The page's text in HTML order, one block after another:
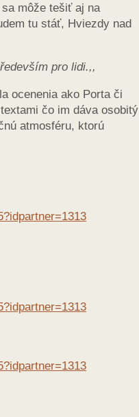
môže tešiť aj na
tu stáť, Hviezdy nad
pro lidi.,,
ocenenia ako Porta či
čo im dáva osobitý
atmosféru, ktorú